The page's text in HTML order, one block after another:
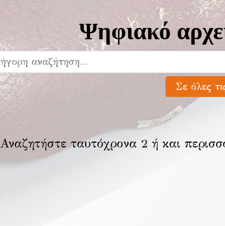
Ψηφιακό
Αναζητήστε ταυτόχρονα 2 ή και